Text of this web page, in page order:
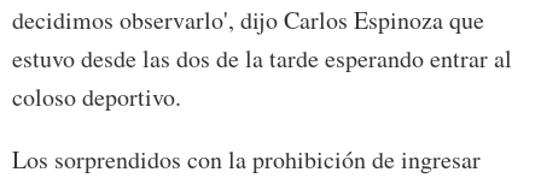
decidimos observarlo', dijo Carlos Espinoza que
estuvo desde las dos de la tarde esperando entrar al
coloso deportivo.
Los sorprendidos con la prohibición de ingresar